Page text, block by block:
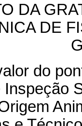
DA
DE
do
Inspeção